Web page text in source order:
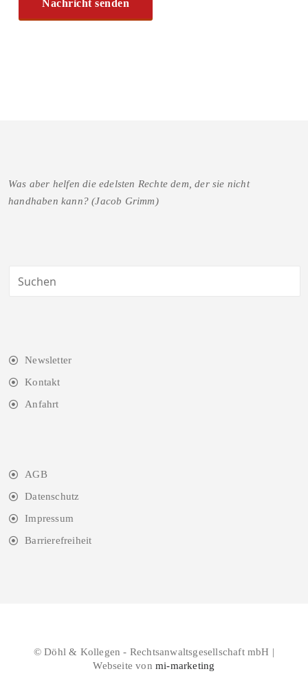
Was aber helfen die edelsten Rechte dem, der sie nicht
handhaben kann? (Jacob Grimm)
Newsletter
Kontakt
Anfahrt
AGB
Datenschutz
Impressum
Barrierefreiheit
© Döhl & Kollegen - Rechtsanwaltsgesellschaft mbH |
Webseite vonmi-marketing